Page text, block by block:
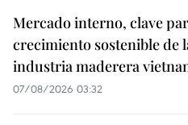
Mercado interno, clave
crecimiento sostenible de
industria maderera
07/08/2026 03:32